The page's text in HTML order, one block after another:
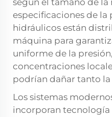
según el tamaño de la
especificaciones de la
hidráulicos están
máquina para
uniforme de la
concentraciones
podrían dañar tanto
Los sistemas
incorporan tecnología